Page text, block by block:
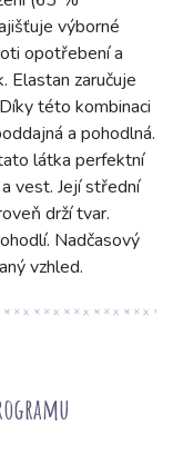
výborné
opotřebení a
Elastan zaručuje
této kombinaci
a pohodlná.
látka perfektní
vest. Její střední
drží tvar.
Nadčasový
vzhled.